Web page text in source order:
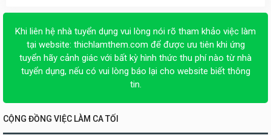
Khi liên hệ nhà tuyển dụng vui lòng nói rõ tham khảo việc làm
tại website: thichlamthem.com để được ưu tiên khi ứng
tuyển hãy cảnh giác với bất kỳ hình thức thu phí nào từ nhà
tuyển dụng, nếu có vui lòng báo lại cho website biết thông
tin.
CỘNG ĐỒNG VIỆC LÀM CA TỐI